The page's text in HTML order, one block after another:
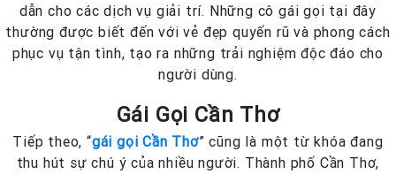
dẫn cho các dịch vụ giải trí. Những cô gái gọi tại đây
thường được biết đến với vẻ đẹp quyến rũ và phong cách
phục vụ tận tình, tạo ra những trải nghiệm độc đáo cho
người dùng.
Gái Gọi Cần Thơ
Tiếp theo, “gái gọi Cần Thơ” cũng là một từ khóa đang
thu hút sự chú ý của nhiều người. Thành phố Cần Thơ,